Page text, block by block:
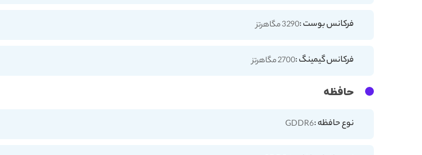
فرکانس بوست :3290 مگاهرتز
فرکانس گیمینگ :2700 مگاهرتز
حافظه
نوع حافظه :GDDR6